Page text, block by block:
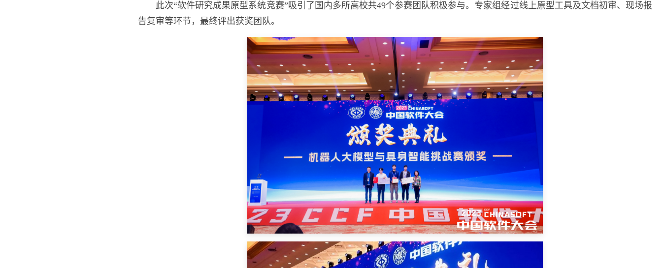
此次“软件研究成果原型系统竞赛”吸引了国内多所高校共49个参赛团队积极参与。专家组经过线上原型工具及文档初审、现场报
告复审等环节，最终评出获奖团队。